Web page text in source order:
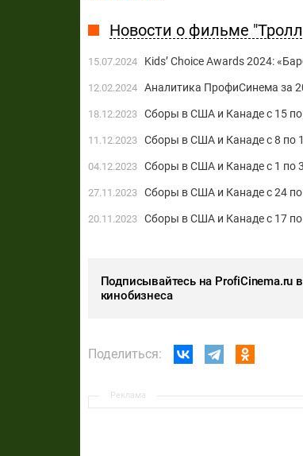
Новости о фильме
15.07.2024 Kids’ Choice Awards 2024:
12.02.2024 Аналитика ПрофиСинема за
18.12.2023 Сборы в США и Канаде с 15 по
11.12.2023 Сборы в США и Канаде с 8 по
04.12.2023 Сборы в США и Канаде с 1 по
27.11.2023 Сборы в США и Канаде с 24 по
20.11.2023 Сборы в США и Канаде с 17 по
Подписывайтесь на ProfiCinema.ru в
кинобизнеса
Поделиться:
Реклама